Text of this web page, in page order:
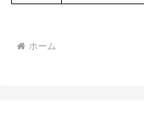
ホーム